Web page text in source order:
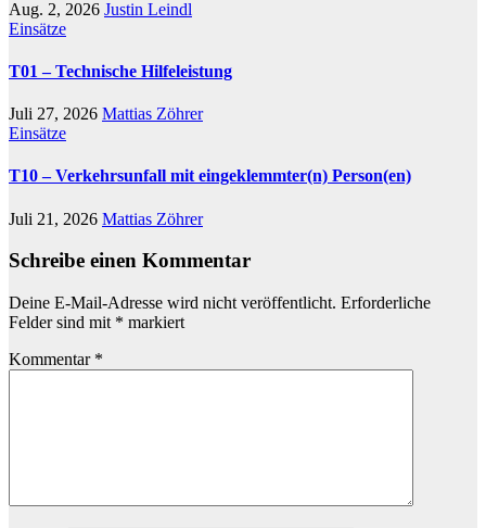
Aug. 2, 2026 Justin Leindl
Einsätze
T01 – Technische Hilfeleistung
Juli 27, 2026 Mattias Zöhrer
Einsätze
T10 – Verkehrsunfall mit eingeklemmter(n) Person(en)
Juli 21, 2026 Mattias Zöhrer
Schreibe einen Kommentar
Deine E-Mail-Adresse wird nicht veröffentlicht. Erforderliche
Felder sind mit * markiert
Kommentar *